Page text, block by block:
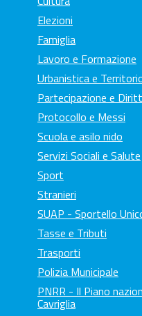
Elezioni
Famiglia
Lavoro e Formazione
Urbanistica e
Partecipazione e
Protocollo e Messi
Scuola e asilo nido
Servizi Sociali e Salute
Sport
Stranieri
SUAP - Sportello
Tasse e Tributi
Trasporti
Polizia Municipale
PNRR - Il Piano
Cavriglia